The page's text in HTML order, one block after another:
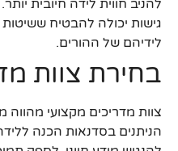
להניב חווית לידה חיובית
גישות יכולה להבטיח
לידיהם של ההורים.
בחירת צוות
צוות מדריכים מקצועי מהווה
הניתנים בסדנאות הכנה